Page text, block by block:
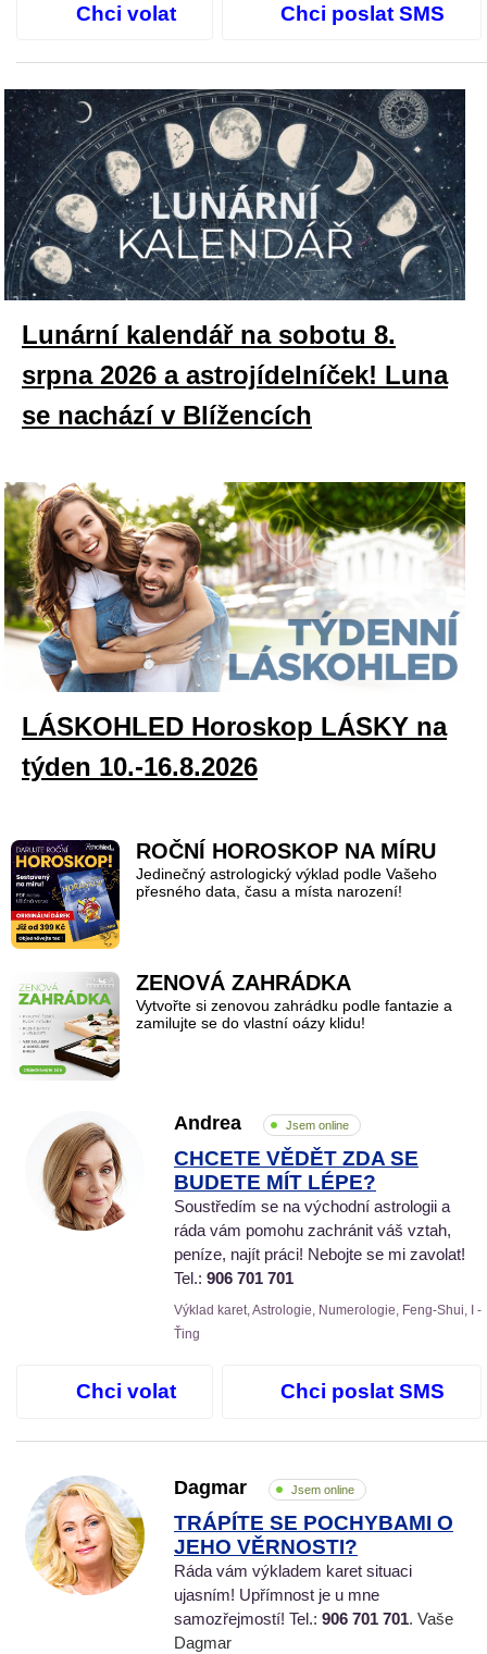
Chci volat Chci poslat SMS
Lunární kalendář na sobotu 8.
srpna 2026 a astrojídelníček! Luna
se nachází v Blížencích
LÁSKOHLED Horoskop LÁSKY na
týden 10.-16.8.2026
ROČNÍ HOROSKOP NA MÍRU
Jedinečný astrologický výklad podle Vašeho
přesného data, času a místa narození!
ZENOVÁ ZAHRÁDKA
Vytvořte si zenovou zahrádku podle fantazie a
zamilujte se do vlastní oázy klidu!
Andrea Jsem online
CHCETE VĚDĚT ZDA SE
BUDETE MÍT LÉPE?
Soustředím se na východní astrologii a
ráda vám pomohu zachránit váš vztah,
peníze, najít práci! Nebojte se mi zavolat!
Tel.: 906 701 701
Výklad karet, Astrologie, Numerologie, Feng-Shui, I -
Ťing
Chci volat Chci poslat SMS
Dagmar Jsem online
TRÁPÍTE SE POCHYBAMI O
JEHO VĚRNOSTI?
Ráda vám výkladem karet situaci
ujasním! Upřímnost je u mne
samozřejmostí! Tel.: 906 701 701. Vaše
Dagmar